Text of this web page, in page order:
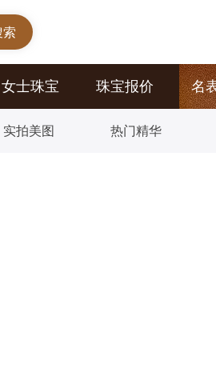
女士珠宝 珠宝报价 名
实拍美图 热门精华